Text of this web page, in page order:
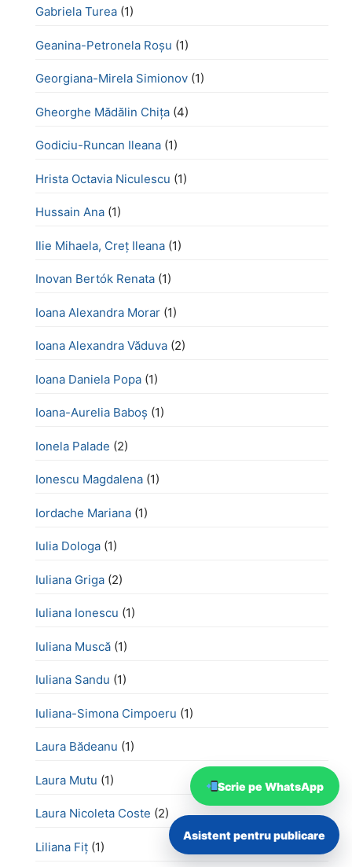
Gabriela Turea (1)
Geanina-Petronela Roșu (1)
Georgiana-Mirela Simionov (1)
Gheorghe Mădălin Chiţa (4)
Godiciu-Runcan Ileana (1)
Hrista Octavia Niculescu (1)
Hussain Ana (1)
Ilie Mihaela, Creț Ileana (1)
Inovan Bertók Renata (1)
Ioana Alexandra Morar (1)
Ioana Alexandra Văduva (2)
Ioana Daniela Popa (1)
Ioana-Aurelia Baboș (1)
Ionela Palade (2)
Ionescu Magdalena (1)
Iordache Mariana (1)
Iulia Dologa (1)
Iuliana Griga (2)
Iuliana Ionescu (1)
Iuliana Muscă (1)
Iuliana Sandu (1)
Iuliana-Simona Cimpoeru (1)
Laura Bădeanu (1)
Laura Mutu (1)
Laura Nicoleta Coste (2)
Liliana Fiț (1)
Scrie pe WhatsApp
Asistent pentru publicare